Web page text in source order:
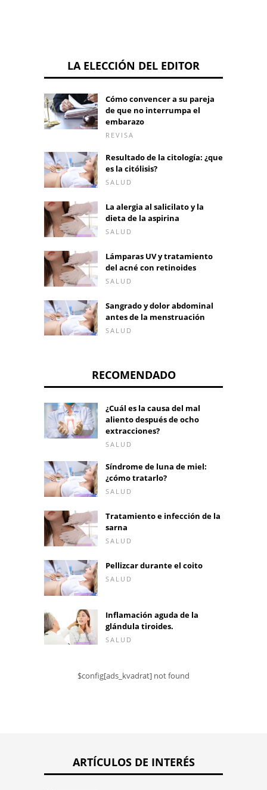
LA ELECCIÓN DEL EDITOR
Cómo convencer a su pareja
de que no interrumpa el
embarazo
REVISA
Resultado de la citología: ¿que
es la citólisis?
SALUD
La alergia al salicilato y la
dieta de la aspirina
SALUD
Lámparas UV y tratamiento
del acné con retinoides
SALUD
Sangrado y dolor abdominal
antes de la menstruación
SALUD
RECOMENDADO
¿Cuál es la causa del mal
aliento después de ocho
extracciones?
SALUD
Síndrome de luna de miel:
¿cómo tratarlo?
SALUD
Tratamiento e infección de la
sarna
SALUD
Pellizcar durante el coito
SALUD
Inflamación aguda de la
glándula tiroides.
SALUD
$config[ads_kvadrat] not found
ARTÍCULOS DE INTERÉS